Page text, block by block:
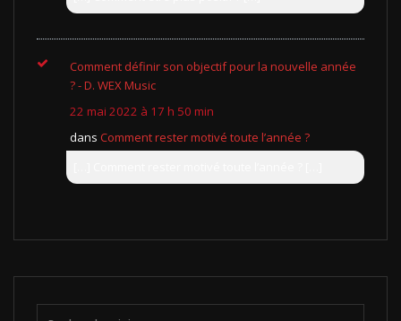
Comment définir son objectif pour la nouvelle année
? - D. WEX Music
22 mai 2022 à 17 h 50 min
dans Comment rester motivé toute l’année ?